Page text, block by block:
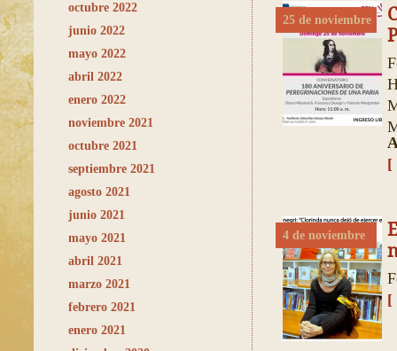
octubre 2022
junio 2022
mayo 2022
abril 2022
enero 2022
noviembre 2021
octubre 2021
septiembre 2021
agosto 2021
junio 2021
mayo 2021
abril 2021
marzo 2021
febrero 2021
enero 2021
25 de noviembre
[
4 de noviembre
[